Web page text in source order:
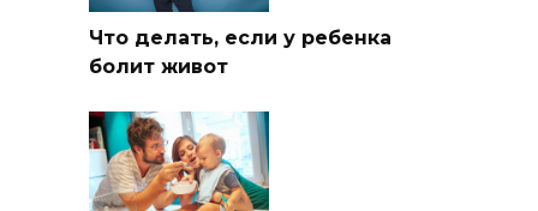
Что делать, если у ребенка
болит живот